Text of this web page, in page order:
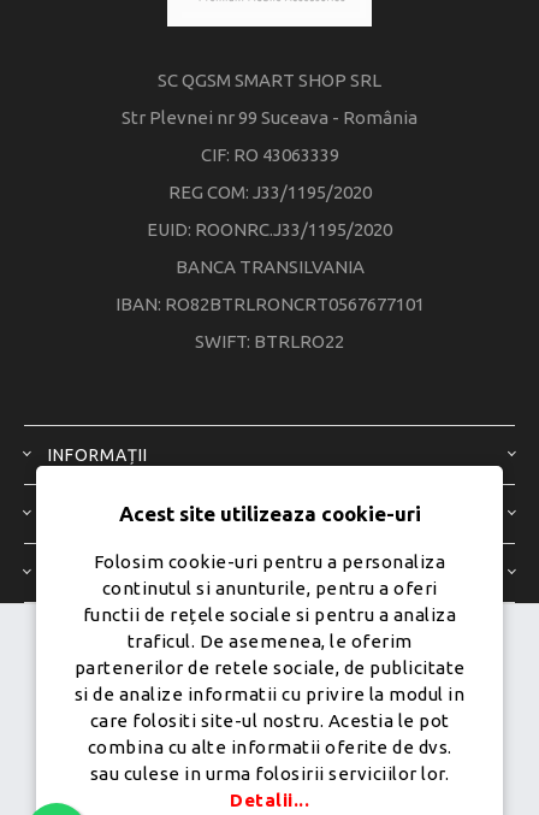
SC QGSM SMART SHOP SRL
Str Plevnei nr 99 Suceava - România
CIF: RO 43063339
REG COM: J33/1195/2020
EUID: ROONRC.J33/1195/2020
BANCA TRANSILVANIA
IBAN: RO82BTRLRONCRT0567677101
SWIFT: BTRLRO22
INFORMAȚII
SERVICIU CLIENȚI
CONTUL MEU
Dezvoltat de
Ecom Digital -
Powered bynopCommerce
Copyright © 2026 PureMobile.Toate drepturile rezervate.
Acest site utilizeaza cookie-uri
Folosim cookie-uri pentru a personaliza
continutul si anunturile, pentru a oferi
functii de rețele sociale si pentru a analiza
traficul. De asemenea, le oferim
partenerilor de retele sociale, de publicitate
si de analize informatii cu privire la modul in
care folositi site-ul nostru. Acestia le pot
combina cu alte informatii oferite de dvs.
sau culese in urma folosirii serviciilor lor.
Detalii...